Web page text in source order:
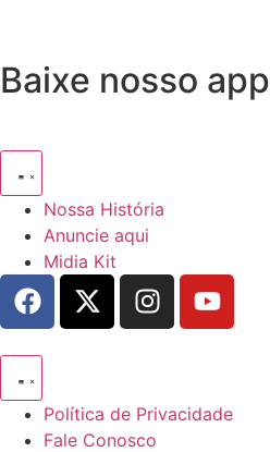
Baixe nosso app
Nossa História
Anuncie aqui
Midia Kit
Política de Privacidade
Fale Conosco